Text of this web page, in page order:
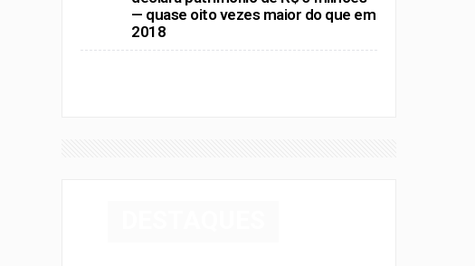
— quase oito vezes maior do que em
2018